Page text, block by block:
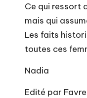
Ce qui ressort
mais qui
Les faits
toutes ces
Nadia
Edité par